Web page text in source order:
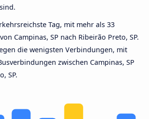
Tag, mit mehr als 33
Campinas, SP nach Ribeirão Preto, SP.
die wenigsten Verbindungen, mit
zwischen Campinas, SP
SP.